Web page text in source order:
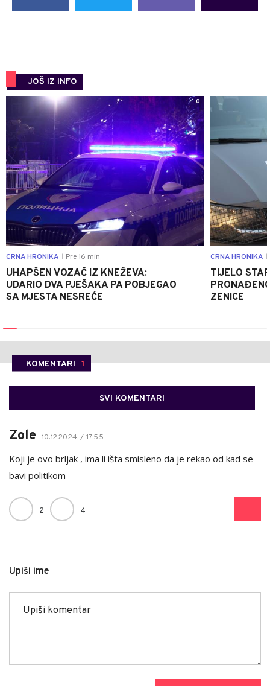
JOŠ IZ INFO
0
CRNA HRONIKA Pre 16 min
UHAPŠEN VOZAČ IZ KNEŽEVA:
UDARIO DVA PJEŠAKA PA POBJEGAO
SA MJESTA NESREĆE
CRNA HRONIKA
TIJELO
ZENICE
KOMENTARI 1
SVI KOMENTARI
Zole 10.12.2024. / 17:55
Koji je ovo brljak , ima li išta smisleno da je rekao od kad se
bavi politikom
2 4
Upiši ime